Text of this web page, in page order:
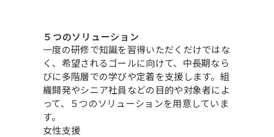
５つのソリューション
一度の研修で知識を習得いただくだけではな
く、希望されるゴールに向けて、中長期なら
びに多階層での学びや定着を支援します。組
織開発やシニア社員などの目的や対象者によ
って、５つのソリューションを用意していま
す。
女性支援